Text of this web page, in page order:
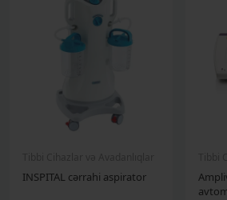
INSPITAL cərrahi aspirator